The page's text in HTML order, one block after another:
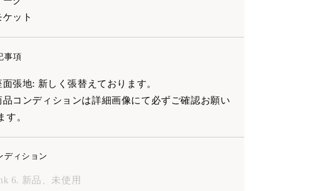
ケット
事項
面張地: 新しく張替えております。
品コンディションは詳細画像にて必ずご確認お願い
す。
ディション
6. 新品、未使用